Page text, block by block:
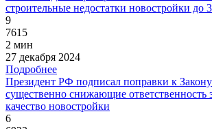
строительные недостатки новостройки до
9
7615
2 мин
27 декабря 2024
Подробнее
Президент РФ подписал поправки к
существенно снижающие ответственность
качество новостройки
6